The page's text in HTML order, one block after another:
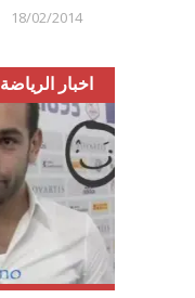
18/02/2014
اخبار الرياضة